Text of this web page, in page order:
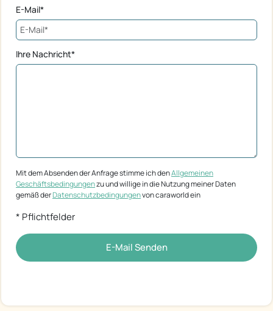
E-Mail*
Ihre Nachricht*
Mit dem Absenden der Anfrage stimme ich denAllgemeinen
Geschäftsbedingungenzu und willige in die Nutzung meiner Daten
gemäß derDatenschutzbedingungenvon caraworld ein
* Pflichtfelder
E-Mail Senden